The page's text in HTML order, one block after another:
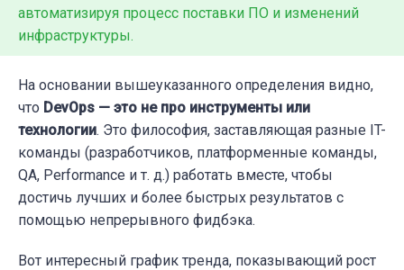
автоматизируя процесс поставки ПО и изменений
инфраструктуры.
На основании вышеуказанного определения видно,
что DevOps — это не про инструменты или
технологии. Это философия, заставляющая разные IT-
команды (разработчиков, платформенные команды,
QA, Performance и т. д.) работать вместе, чтобы
достичь лучших и более быстрых результатов с
помощью непрерывного фидбэка.
Вот интересный график тренда, показывающий рост